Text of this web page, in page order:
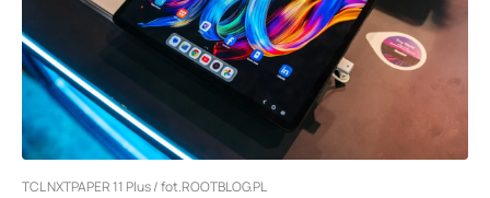
TCL NXTPAPER 11 Plus / fot.ROOTBLOG.PL